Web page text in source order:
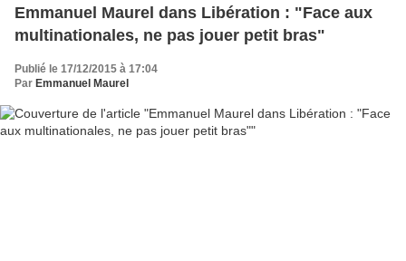
Emmanuel Maurel dans Libération : "Face aux
multinationales, ne pas jouer petit bras"
Publié le 17/12/2015 à 17:04
Par Emmanuel Maurel